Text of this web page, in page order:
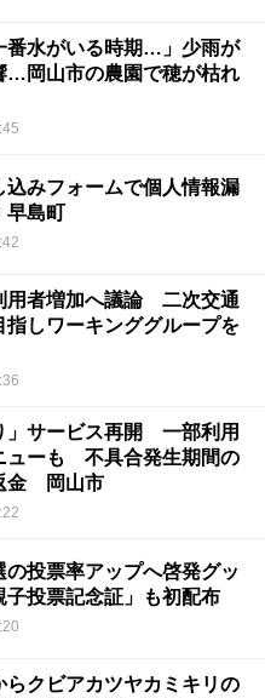
番水がいる時期…」少雨が
…岡山市の農園で穂が枯れ
込みフォームで個人情報漏
島町
用者増加へ議論 二次交通
指しワーキンググループを
」サービス再開 一部利用
ューも 不具合発生期間の
金 岡山市
の投票率アップへ啓発グッ
投票記念証」も初配布
らクビアカツヤカミキリの